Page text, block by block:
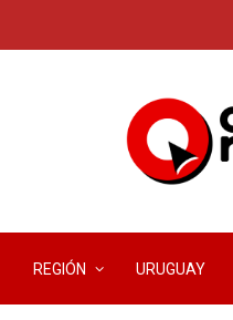
REGIÓN URUGUAY